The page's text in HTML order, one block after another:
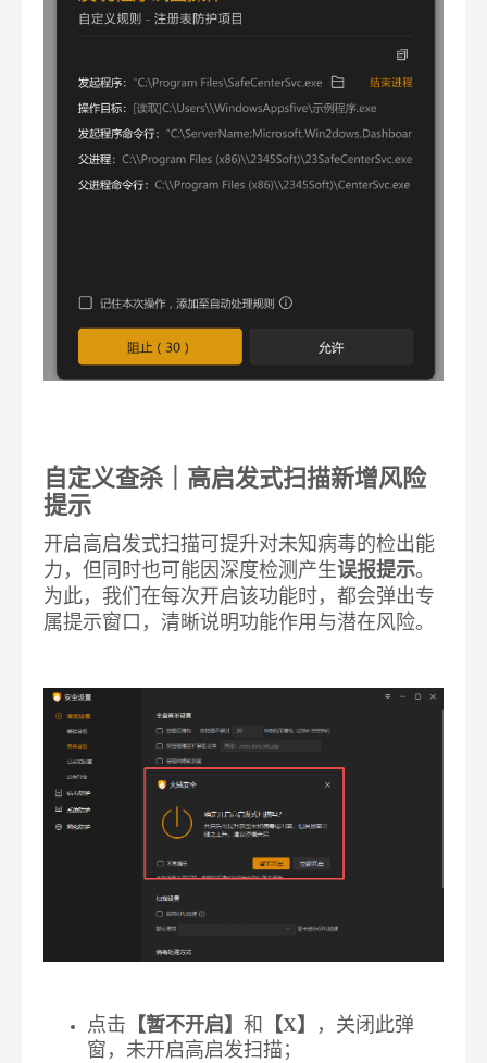
自定义查杀｜高启发式扫描新增风险
提示
开启高启发式扫描可提升对未知病毒的检出能
力，但同时也可能因深度检测产生误报提示。
为此，我们在每次开启该功能时，都会弹出专
属提示窗口，清晰说明功能作用与潜在风险。
点击 【暂不开启】 和 【X】
，关闭此弹
窗，未开启高启发扫描；